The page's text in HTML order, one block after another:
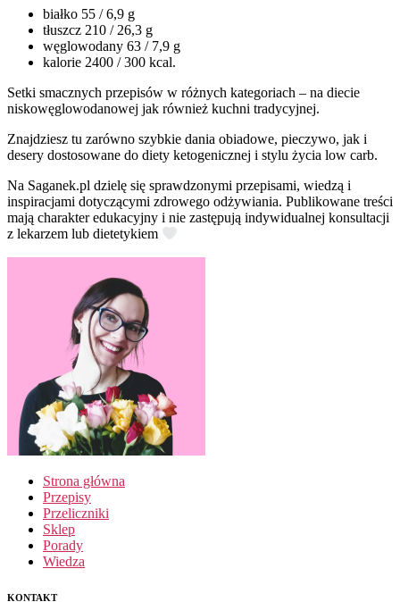
białko 55 / 6,9 g
tłuszcz 210 / 26,3 g
węglowodany 63 / 7,9 g
kalorie 2400 / 300 kcal.
Setki smacznych przepisów w różnych kategoriach – na diecie
niskowęglowodanowej jak również kuchni tradycyjnej.
Znajdziesz tu zarówno szybkie dania obiadowe, pieczywo, jak i
desery dostosowane do diety ketogenicznej i stylu życia low carb.
Na Saganek.pl dzielę się sprawdzonymi przepisami, wiedzą i
inspiracjami dotyczącymi zdrowego odżywiania. Publikowane treści
mają charakter edukacyjny i nie zastępują indywidualnej konsultacji
z lekarzem lub dietetykiem
Strona główna
Przepisy
Przeliczniki
Sklep
Porady
Wiedza
KONTAKT